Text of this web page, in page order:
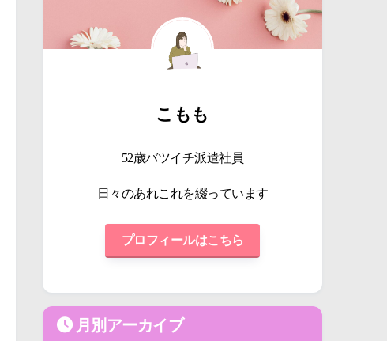
こもも
52歳バツイチ派遣社員
日々のあれこれを綴っています
プロフィールはこちら
月別アーカイブ